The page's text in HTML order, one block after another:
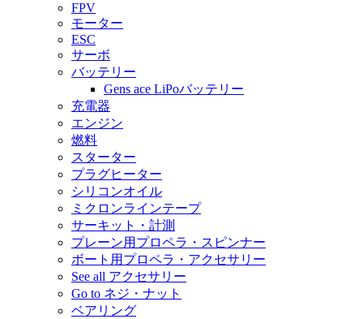
FPV
モーター
ESC
サーボ
バッテリー
Gens ace LiPoバッテリー
充電器
エンジン
燃料
スターター
プラグヒーター
シリコンオイル
ミクロンラインテープ
サーキット・計測
プレーン用プロペラ・スピンナー
ボート用プロペラ・アクセサリー
See all アクセサリー
Go to ネジ・ナット
ベアリング